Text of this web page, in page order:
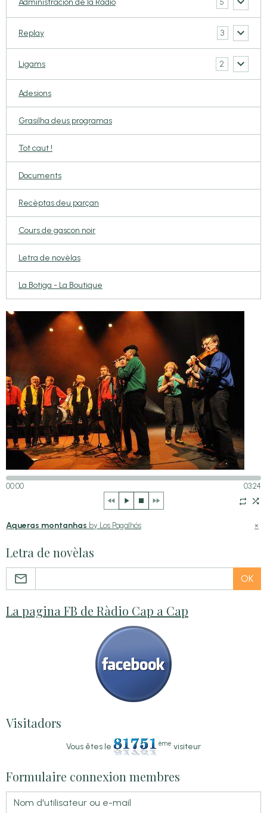
Administracion de la Ràdio
Replay 3
Ligams 2
Adesions
Grasilha deus programas
Tot caut !
Documents
Recèptas deu parçan
Cours de gascon noir
Letra de novèlas
La Botiga - La Boutique
00:00 03:24
×
Aqueras montanhas by Los Pagalhós
Letra de novèlas
OK
La pagina FB de Ràdio Cap a Cap
Visitadors
Vous êtes le ème visiteur
Formulaire connexion membres